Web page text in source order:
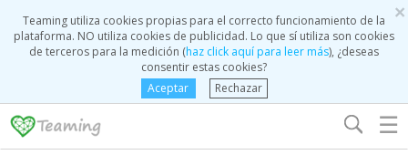
×
Teaming utiliza cookies propias para el correcto funcionamiento de la
plataforma. NO utiliza cookies de publicidad. Lo que sí utiliza son cookies
de terceros para la medición (haz click aquí para leer más), ¿deseas
consentir estas cookies?
Aceptar
Rechazar
☰